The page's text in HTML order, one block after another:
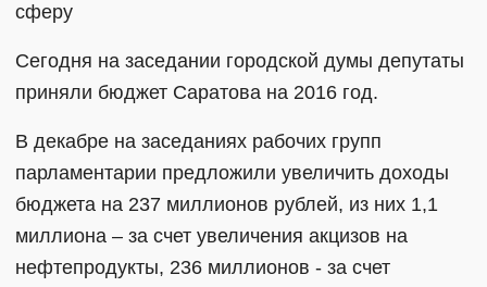
сферу
Сегодня на заседании городской думы депутаты
приняли бюджет Саратова на 2016 год.
В декабре на заседаниях рабочих групп
парламентарии предложили увеличить доходы
бюджета на 237 миллионов рублей, из них 1,1
миллиона – за счет увеличения акцизов на
нефтепродукты, 236 миллионов - за счет